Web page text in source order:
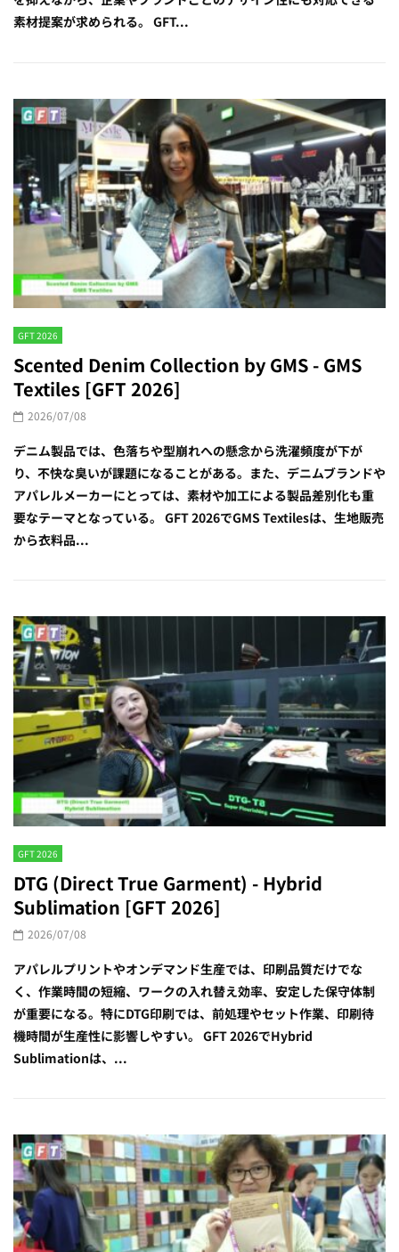
素材提案が求められる。 GFT...
GFT 2026
Scented Denim Collection by GMS - GMS
Textiles [GFT 2026]
2026/07/08
デニム製品では、色落ちや型崩れへの懸念から洗濯頻度が下が
り、不快な臭いが課題になることがある。また、デニムブランドや
アパレルメーカーにとっては、素材や加工による製品差別化も重
要なテーマとなっている。 GFT 2026でGMS Textilesは、生地販売
から衣料品...
GFT 2026
DTG (Direct True Garment) - Hybrid
Sublimation [GFT 2026]
2026/07/08
アパレルプリントやオンデマンド生産では、印刷品質だけでな
く、作業時間の短縮、ワークの入れ替え効率、安定した保守体制
が重要になる。特にDTG印刷では、前処理やセット作業、印刷待
機時間が生産性に影響しやすい。 GFT 2026でHybrid
Sublimationは、...